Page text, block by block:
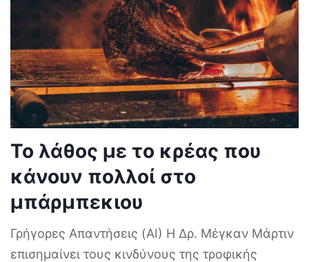
Το λάθος με το κρέας που
κάνουν πολλοί στο
μπάρμπεκιου
Γρήγορες Απαντήσεις (AI) Η Δρ. Μέγκαν Μάρτιν
επισημαίνει τους κινδύνους της τροφικής